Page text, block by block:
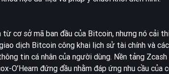
cơ sở mã ban đầu của Bitcoin, nhưng nó cải
dịch Bitcoin công khai lịch sử tài chính và
tin cá nhân của người dùng. Nền tảng
O’Hearn đứng đầu nhằm đáp ứng nhu cầu của